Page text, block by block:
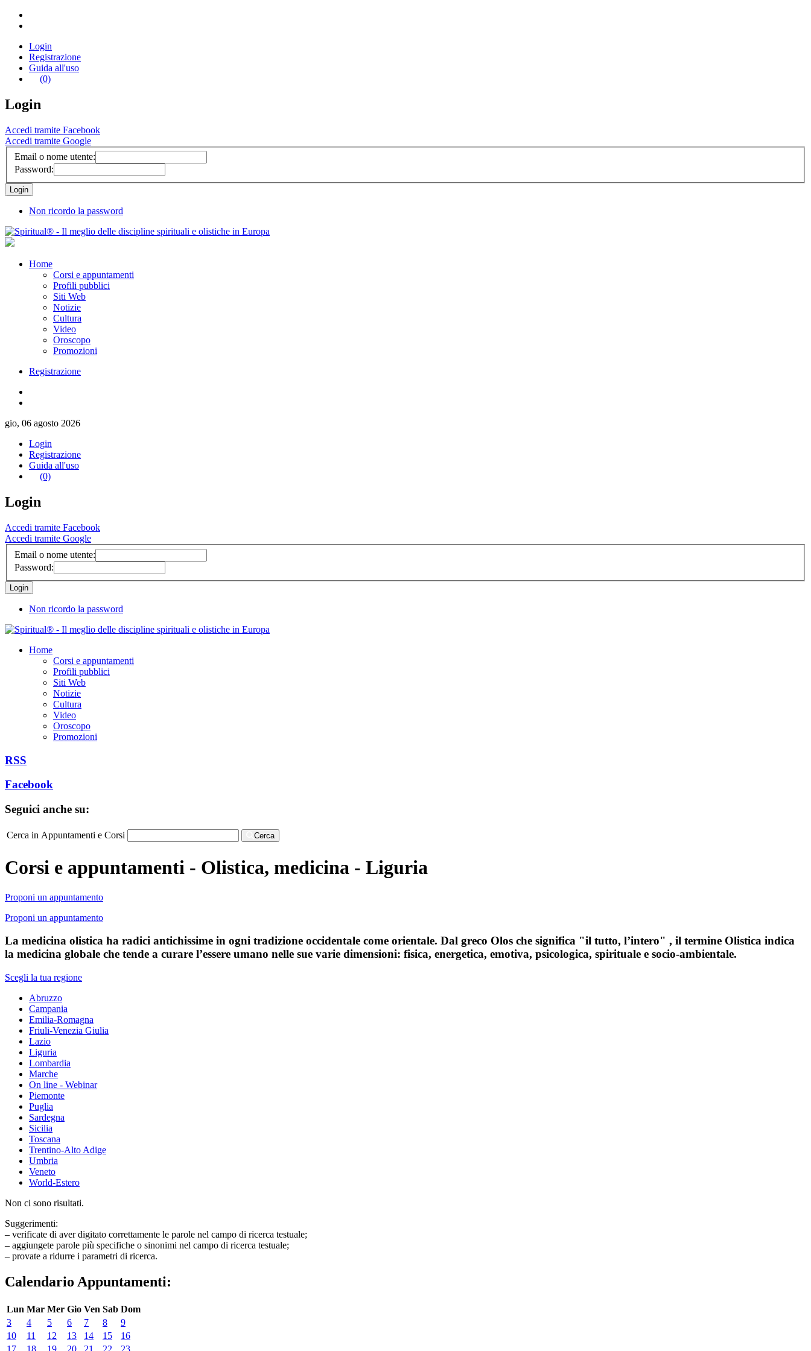
Login
Registrazione
Guida all'uso
(0)
Login
Accedi tramite Facebook
Accedi tramite Google
Email o nome utente:
Password:
Non ricordo la password
Home
Corsi e appuntamenti
Profili pubblici
Siti Web
Notizie
Cultura
Video
Oroscopo
Promozioni
Registrazione
gio, 06 agosto 2026
Login
Registrazione
Guida all'uso
(0)
Login
Accedi tramite Facebook
Accedi tramite Google
Email o nome utente:
Password:
Non ricordo la password
Home
Corsi e appuntamenti
Profili pubblici
Siti Web
Notizie
Cultura
Video
Oroscopo
Promozioni
RSS
Facebook
Seguici anche su:
Cerca in Appuntamenti e Corsi Cerca
Corsi e appuntamenti - Olistica, medicina - Liguria
Proponi un appuntamento
Proponi un appuntamento
La medicina olistica ha radici antichissime in ogni tradizione occidentale come orientale. Dal greco Olos che significa "il tutto, l’intero" , il termine Olistica indica
la medicina globale che tende a curare l’essere umano nelle sue varie dimensioni: fisica, energetica, emotiva, psicologica, spirituale e socio-ambientale.
Scegli la tua regione
Abruzzo
Campania
Emilia-Romagna
Friuli-Venezia Giulia
Lazio
Liguria
Lombardia
Marche
On line - Webinar
Piemonte
Puglia
Sardegna
Sicilia
Toscana
Trentino-Alto Adige
Umbria
Veneto
World-Estero
Non ci sono risultati.
Suggerimenti:
– verificate di aver digitato correttamente le parole nel campo di ricerca testuale;
– aggiungete parole più specifiche o sinonimi nel campo di ricerca testuale;
– provate a ridurre i parametri di ricerca.
Calendario Appuntamenti:
Lun Mar Mer Gio Ven Sab Dom
3
4 5 6 7 8
9
10
11 12 13 14 15
16
17
18 19 20 21 22 23